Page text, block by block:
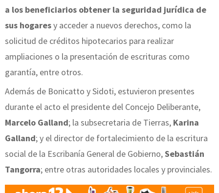
a los beneficiarios obtener la seguridad jurídica de
sus hogaresy acceder a nuevos derechos, como la
solicitud de créditos hipotecarios para realizar
ampliaciones o la presentación de escrituras como
garantía, entre otros.
Además de Bonicatto y Sidoti, estuvieron presentes
durante el acto el presidente del Concejo Deliberante,
Marcelo Galland; la subsecretaria de Tierras, Karina
Galland; y el director de fortalecimiento de la escritura
social de la Escribanía General de Gobierno,Sebastián
Tangorra; entre otras autoridades locales y provinciales.